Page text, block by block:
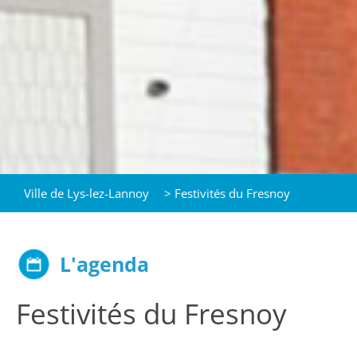
Ville de Lys-lez-Lannoy > Festivités du Fresnoy
L'agenda
Festivités du Fresnoy